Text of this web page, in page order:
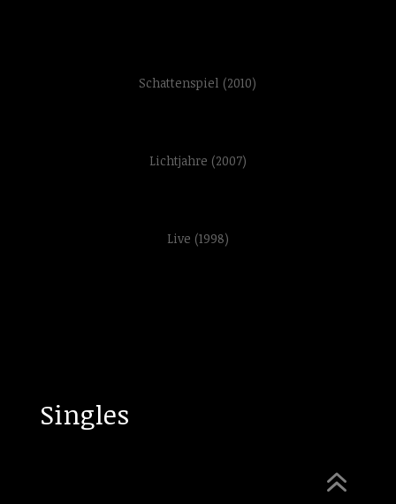
Schattenspiel (2010)
Lichtjahre (2007)
Live (1998)
Singles
6